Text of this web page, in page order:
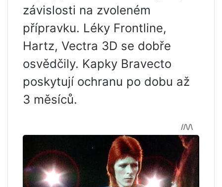
závislosti na zvoleném
přípravku. Léky Frontline,
Hartz, Vectra 3D se dobře
osvědčily. Kapky Bravecto
poskytují ochranu po dobu až
3 měsíců.